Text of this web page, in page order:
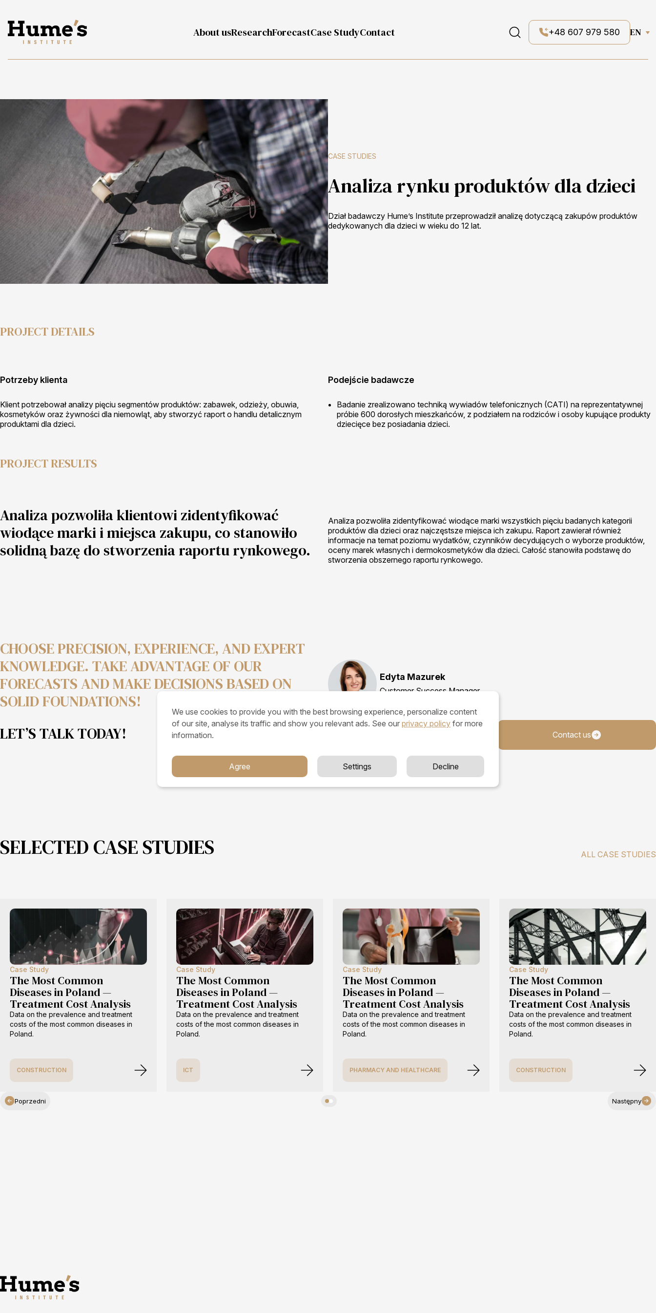
About usResearchForecastCase StudyContact +48 607 979 580 EN
CASE STUDIES
Analiza rynku produktów dla dzieci
Dział badawczy Hume’s Institute przeprowadził analizę dotyczącą zakupów produktów
dedykowanych dla dzieci w wieku do 12 lat.
PROJECT DETAILS
Potrzeby klienta
Klient potrzebował analizy pięciu segmentów produktów: zabawek, odzieży, obuwia,
kosmetyków oraz żywności dla niemowląt, aby stworzyć raport o handlu detalicznym
produktami dla dzieci.
Podejście badawcze
Badanie zrealizowano techniką wywiadów telefonicznych (CATI) na reprezentatywnej
próbie 600 dorosłych mieszkańców, z podziałem na rodziców i osoby kupujące produkty
dziecięce bez posiadania dzieci.
PROJECT RESULTS
Analiza pozwoliła klientowi zidentyfikować
wiodące marki i miejsca zakupu, co stanowiło
solidną bazę do stworzenia raportu rynkowego.
Analiza pozwoliła zidentyfikować wiodące marki wszystkich pięciu badanych kategorii
produktów dla dzieci oraz najczęstsze miejsca ich zakupu. Raport zawierał również
informacje na temat poziomu wydatków, czynników decydujących o wyborze produktów,
oceny marek własnych i dermokosmetyków dla dzieci. Całość stanowiła podstawę do
stworzenia obszernego raportu rynkowego.
CHOOSE PRECISION, EXPERIENCE, AND EXPERT
KNOWLEDGE. TAKE ADVANTAGE OF OUR
FORECASTS AND MAKE DECISIONS BASED ON
SOLID FOUNDATIONS!
LET’S TALK TODAY!
Edyta Mazurek
Customer Success Manager
Contact us
SELECTED CASE STUDIES ALL CASE STUDIES
Case Study
The Most Common
Diseases in Poland —
Treatment Cost Analysis
Data on the prevalence and treatment
costs of the most common diseases in
Poland.
CONSTRUCTION
Case Study
The Most Common
Diseases in Poland —
Treatment Cost Analysis
Data on the prevalence and treatment
costs of the most common diseases in
Poland.
ICT
Case Study
The Most Common
Diseases in Poland —
Treatment Cost Analysis
Data on the prevalence and treatment
costs of the most common diseases in
Poland.
PHARMACY AND HEALTHCARE
Case Study
The Most Common
Diseases in Poland —
Treatment Cost Analysis
Data on the prevalence and treatment
costs of the most common diseases in
Poland.
CONSTRUCTION
Poprzedni Następny
We use cookies to provide you with the best browsing experience, personalize content
of our site, analyse its traffic and show you relevant ads. See our privacy policy for more
information.
Agree Settings Decline